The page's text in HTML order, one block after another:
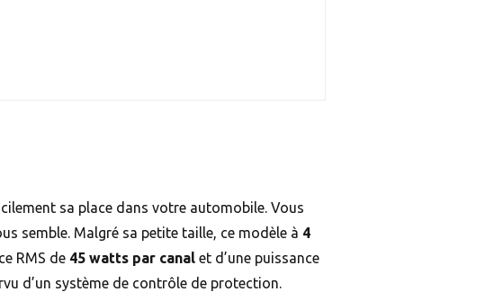
sa place dans votre automobile. Vous
semble. Malgré sa petite taille, ce modèle à 4
RMS de 45 watts par canal et d’une puissance
d’un système de contrôle de protection.